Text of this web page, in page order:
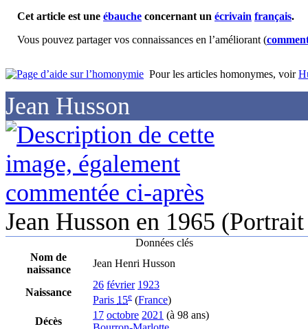
Cet article est une ébauche concernant un écrivain français.
Vous pouvez partager vos connaissances en l’améliorant (
Pour les articles homonymes, voir
Jean Husson
Jean Husson en 1965
Données clés
Nom de
naissance
Jean Henri Husson
Naissance
26 février 1923
Paris 15e (France)
Décès
17 octobre 2021 (à 98 ans)